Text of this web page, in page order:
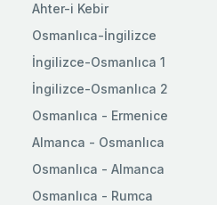
Ahter-i Kebir
Osmanlıca-İngilizce
İngilizce-Osmanlıca 1
İngilizce-Osmanlıca 2
Osmanlıca - Ermenice
Almanca - Osmanlıca
Osmanlıca - Almanca
Osmanlıca - Rumca